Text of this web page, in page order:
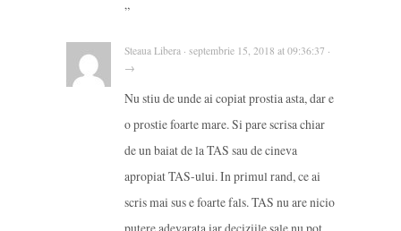
„
Steaua Libera · septembrie 15, 2018 at 09:36:37 ·
→
Nu stiu de unde ai copiat prostia asta, dar e
o prostie foarte mare. Si pare scrisa chiar
de un baiat de la TAS sau de cineva
apropiat TAS-ului. In primul rand, ce ai
scris mai sus e foarte fals. TAS nu are nicio